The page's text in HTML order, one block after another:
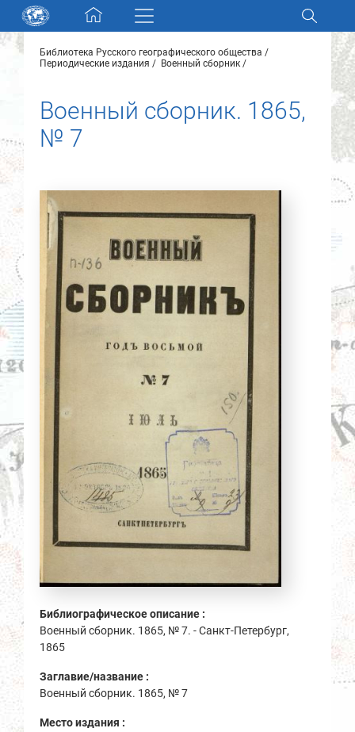
Skip navigation
Разделы и коллекции
Электронный каталог
Новости
О нас
Контакты
Партнеры
Найти
Библиотека Русского географического общества
Периодические издания
Военный сборник
Военный сборник. 1865,
№ 7
Библиографическое описание :
Военный сборник. 1865, № 7. - Санкт-Петербург,
1865
Заглавие/название :
Военный сборник. 1865, № 7
Место издания :